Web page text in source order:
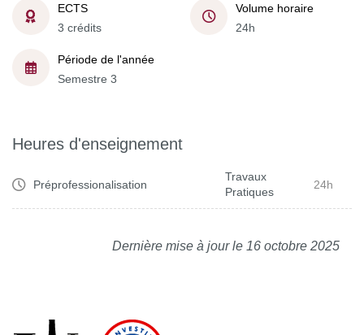
ECTS
3 crédits
Volume horaire
24h
Période de l'année
Semestre 3
Heures d'enseignement
Préprofessionalisation
Travaux
Pratiques
24h
Dernière mise à jour le 16 octobre 2025